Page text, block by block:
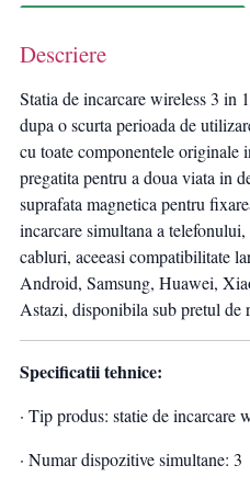
Descriere
Statia de incarcare wireless 3 in
dupa o scurta perioada de
cu toate componentele originale
pregatita pentru a doua viata in
suprafata magnetica pentru
incarcare simultana a
cabluri, aceeasi compatibilitate
Android, Samsung, Huawei,
Astazi, disponibila sub pretul de
Specificatii tehnice:
· Tip produs: statie de incarcare
· Numar dispozitive simultane: 3